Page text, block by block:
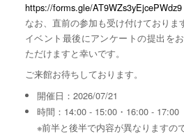
https://forms.gle/AT9WZs3yEjcePWdz9
なお、直前の参加も受け付けておりま
イベント最後にアンケートの提出を
ただけますと幸いです。
ご来館お待ちしております。
開催日：2026/07/21
時間：14:00 - 15:00・16:00 - 17:00
※前半と後半で内容が異なりますの